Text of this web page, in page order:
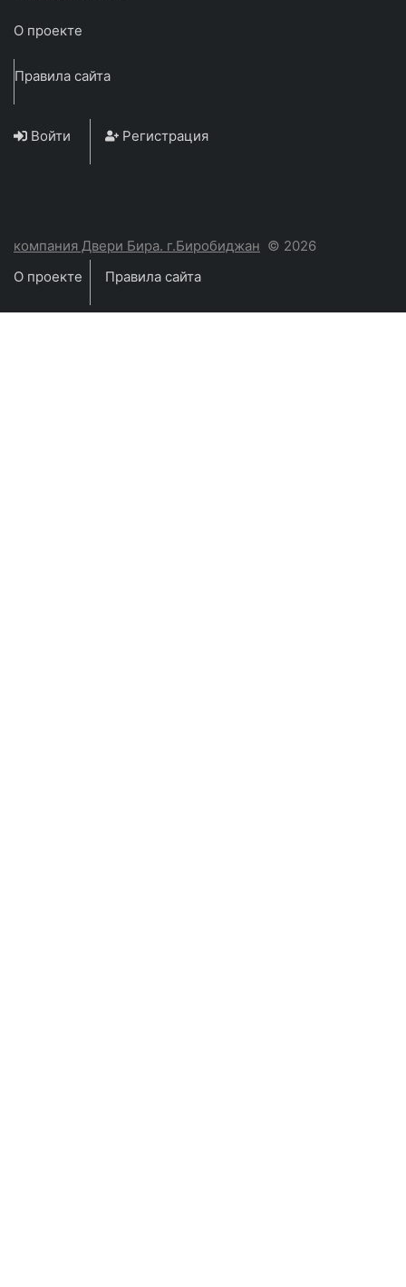
О проекте
Правила сайта
Войти Регистрация
компания Двери Бира. г.Биробиджан © 2026
О проекте
Правила сайта